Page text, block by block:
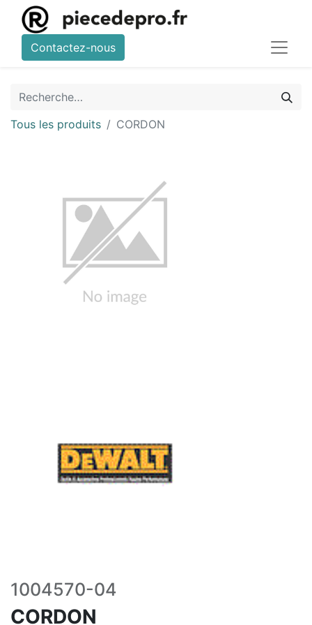
Contactez-nous
Tous les produits CORDON
1004570-04
CORDON